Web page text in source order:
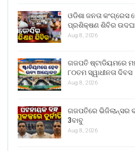
ଓଡିଶା ଜନତା କଂଗ୍ରେସ
ପ୍ରଶିକ୍ଷଣ ଶିବିର
Aug 8, 2026
ଗଜପତି ଷ୍ଟାଡିୟମରେ
୮୦ତମ ସ୍ୱାଧୀନତା ଦିବସ
Aug 8, 2026
ଗଜପତିରେ ଭିଜିଲାନ୍ସର
3ବାବୁ
Aug 8, 2026